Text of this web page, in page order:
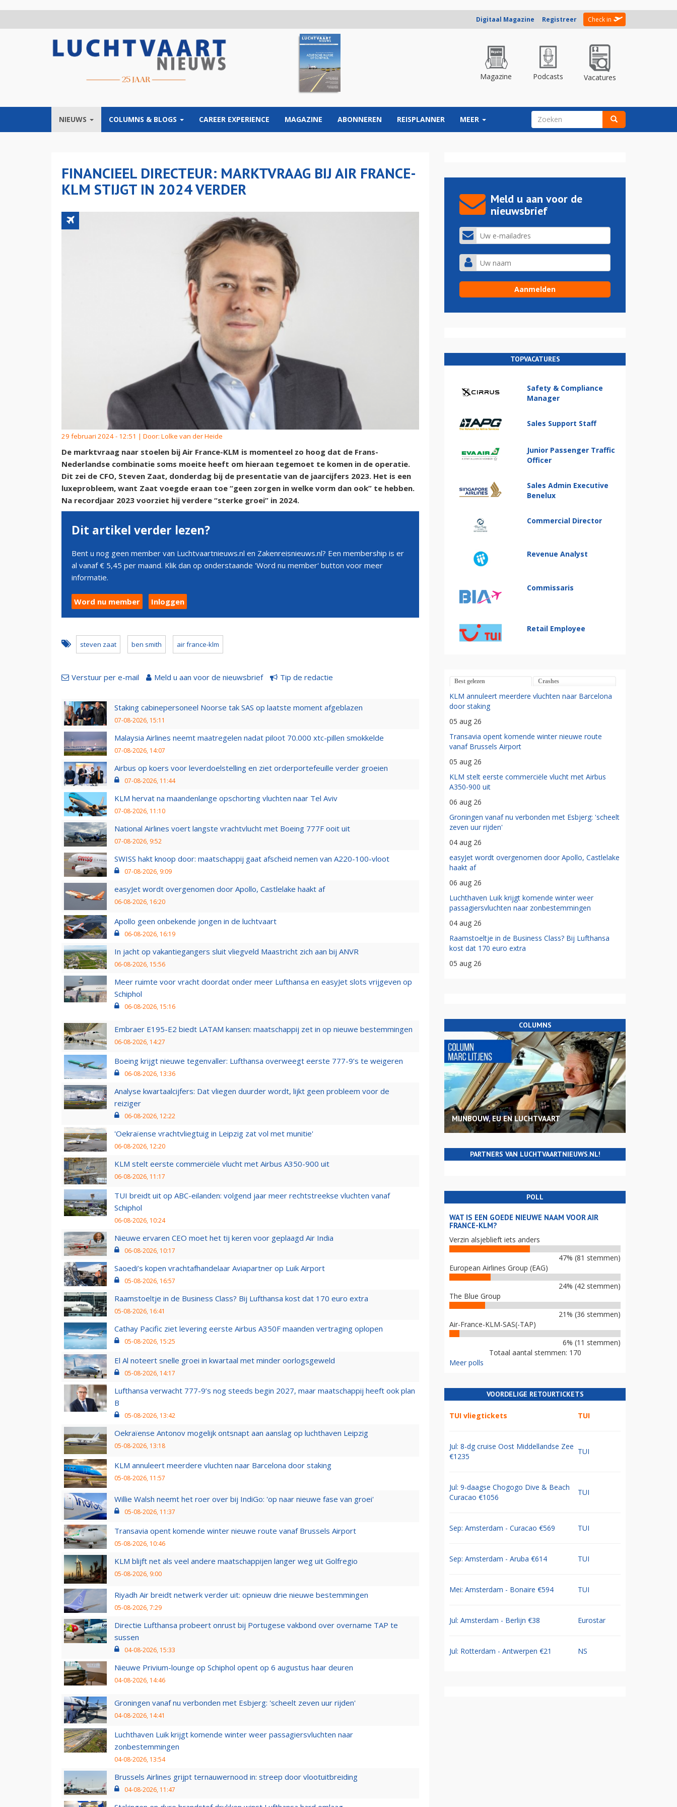
Digitaal Magazine Registreer Check in
Magazine Podcasts Vacatures
NIEUWS COLUMNS & BLOGS CAREER EXPERIENCE MAGAZINE ABONNEREN REISPLANNER MEER ZOEKVELD
FINANCIEEL DIRECTEUR: MARKTVRAAG BIJ AIR FRANCE-
KLM STIJGT IN 2024 VERDER
29 februari 2024 - 12:51 | Door: Lolke van der Heide
De marktvraag naar stoelen bij Air France-KLM is momenteel zo hoog dat de Frans-
Nederlandse combinatie soms moeite heeft om hieraan tegemoet te komen in de operatie.
Dit zei de CFO, Steven Zaat, donderdag bij de presentatie van de jaarcijfers 2023. Het is een
luxeprobleem, want Zaat voegde eraan toe “geen zorgen in welke vorm dan ook” te hebben.
Na recordjaar 2023 voorziet hij verdere “sterke groei” in 2024.
Dit artikel verder lezen?
Bent u nog geen member van Luchtvaartnieuws.nl en Zakenreisnieuws.nl? Een membership is er
al vanaf € 5,45 per maand. Klik dan op onderstaande 'Word nu member' button voor meer
informatie.
Word nu member Inloggen
steven zaat ben smith air france-klm
Verstuur per e-mail Meld u aan voor de nieuwsbrief Tip de redactie
Staking cabinepersoneel Noorse tak SAS op laatste moment afgeblazen
07-08-2026, 15:11
Malaysia Airlines neemt maatregelen nadat piloot 70.000 xtc-pillen smokkelde
07-08-2026, 14:07
Airbus op koers voor leverdoelstelling en ziet orderportefeuille verder groeien
07-08-2026, 11:44
KLM hervat na maandenlange opschorting vluchten naar Tel Aviv
07-08-2026, 11:10
National Airlines voert langste vrachtvlucht met Boeing 777F ooit uit
07-08-2026, 9:52
SWISS hakt knoop door: maatschappij gaat afscheid nemen van A220-100-vloot
07-08-2026, 9:09
easyJet wordt overgenomen door Apollo, Castlelake haakt af
06-08-2026, 16:20
Apollo geen onbekende jongen in de luchtvaart
06-08-2026, 16:19
In jacht op vakantiegangers sluit vliegveld Maastricht zich aan bij ANVR
06-08-2026, 15:56
Meer ruimte voor vracht doordat onder meer Lufthansa en easyJet slots vrijgeven op
Schiphol
06-08-2026, 15:16
Embraer E195-E2 biedt LATAM kansen: maatschappij zet in op nieuwe bestemmingen
06-08-2026, 14:27
Boeing krijgt nieuwe tegenvaller: Lufthansa overweegt eerste 777-9’s te weigeren
06-08-2026, 13:36
Analyse kwartaalcijfers: Dat vliegen duurder wordt, lijkt geen probleem voor de
reiziger
06-08-2026, 12:22
'Oekraïense vrachtvliegtuig in Leipzig zat vol met munitie'
06-08-2026, 12:20
KLM stelt eerste commerciële vlucht met Airbus A350-900 uit
06-08-2026, 11:17
TUI breidt uit op ABC-eilanden: volgend jaar meer rechtstreekse vluchten vanaf
Schiphol
06-08-2026, 10:24
Nieuwe ervaren CEO moet het tij keren voor geplaagd Air India
06-08-2026, 10:17
Saoedi’s kopen vrachtafhandelaar Aviapartner op Luik Airport
05-08-2026, 16:57
Raamstoeltje in de Business Class? Bij Lufthansa kost dat 170 euro extra
05-08-2026, 16:41
Cathay Pacific ziet levering eerste Airbus A350F maanden vertraging oplopen
05-08-2026, 15:25
El Al noteert snelle groei in kwartaal met minder oorlogsgeweld
05-08-2026, 14:17
Lufthansa verwacht 777-9’s nog steeds begin 2027, maar maatschappij heeft ook plan
B
05-08-2026, 13:42
Oekraïense Antonov mogelijk ontsnapt aan aanslag op luchthaven Leipzig
05-08-2026, 13:18
KLM annuleert meerdere vluchten naar Barcelona door staking
05-08-2026, 11:57
Willie Walsh neemt het roer over bij IndiGo: 'op naar nieuwe fase van groei'
05-08-2026, 11:37
Transavia opent komende winter nieuwe route vanaf Brussels Airport
05-08-2026, 10:46
KLM blijft net als veel andere maatschappijen langer weg uit Golfregio
05-08-2026, 9:00
Riyadh Air breidt netwerk verder uit: opnieuw drie nieuwe bestemmingen
05-08-2026, 7:29
Directie Lufthansa probeert onrust bij Portugese vakbond over overname TAP te
sussen
04-08-2026, 15:33
Nieuwe Privium-lounge op Schiphol opent op 6 augustus haar deuren
04-08-2026, 14:46
Groningen vanaf nu verbonden met Esbjerg: 'scheelt zeven uur rijden'
04-08-2026, 14:41
Luchthaven Luik krijgt komende winter weer passagiersvluchten naar
zonbestemmingen
04-08-2026, 13:54
Brussels Airlines grijpt ternauwernood in: streep door vlootuitbreiding
04-08-2026, 11:47
Meld u aan voor de
nieuwsbrief
TOPVACATURES
Safety & Compliance
Manager
Sales Support Staff
Junior Passenger Traffic
Officer
Sales Admin Executive
Benelux
Commercial Director
Revenue Analyst
Commissaris
Retail Employee
Best gelezen Crashes
KLM annuleert meerdere vluchten naar Barcelona
door staking
05 aug 26
Transavia opent komende winter nieuwe route
vanaf Brussels Airport
05 aug 26
KLM stelt eerste commerciële vlucht met Airbus
A350-900 uit
06 aug 26
Groningen vanaf nu verbonden met Esbjerg: 'scheelt
zeven uur rijden'
04 aug 26
easyJet wordt overgenomen door Apollo, Castlelake
haakt af
06 aug 26
Luchthaven Luik krijgt komende winter weer
passagiersvluchten naar zonbestemmingen
04 aug 26
Raamstoeltje in de Business Class? Bij Lufthansa
kost dat 170 euro extra
05 aug 26
COLUMNS
MIJNBOUW, EU EN LUCHTVAART
PARTNERS VAN LUCHTVAARTNIEUWS.NL!
POLL
WAT IS EEN GOEDE NIEUWE NAAM VOOR AIR
FRANCE-KLM?
Verzin alsjeblieft iets anders
47% (81 stemmen)
European Airlines Group (EAG)
24% (42 stemmen)
The Blue Group
21% (36 stemmen)
Air-France-KLM-SAS(-TAP)
6% (11 stemmen)
Totaal aantal stemmen: 170
Meer polls
VOORDELIGE RETOURTICKETS
TUI vliegtickets TUI
Jul: 8-dg cruise Oost Middellandse Zee
€1235
TUI
Jul: 9-daagse Chogogo Dive & Beach
Curacao €1056
TUI
Sep: Amsterdam - Curacao €569 TUI
Sep: Amsterdam - Aruba €614 TUI
Mei: Amsterdam - Bonaire €594 TUI
Jul: Amsterdam - Berlijn €38 Eurostar
Jul: Rotterdam - Antwerpen €21 NS